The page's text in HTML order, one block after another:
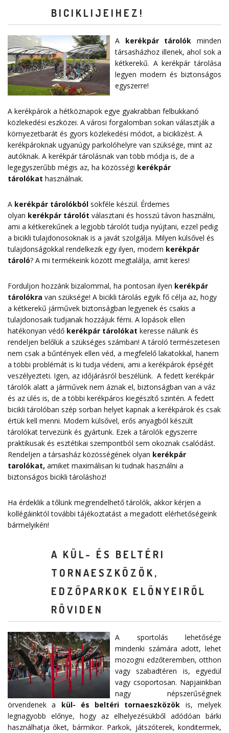
BICIKLIJEIHEZ!
A kerékpár tárolók minden
társasházhoz illenek, ahol sok a
kétkerekű. A kerékpár tárolása
legyen modern és biztonságos
egyszerre!
A kerékpárok a hétköznapok egye gyakrabban felbukkanó
közlekedési eszközei. A városi forgalomban sokan választják a
környezetbarát és gyors közlekedési módot, a biciklizést. A
kerékpároknak ugyanúgy parkolóhelyre van szüksége, mint az
autóknak. A kerékpár tárolásnak van több módja is, de a
legegyszerűbb mégis az, ha közösségi kerékpár
tárolókat használnak.
A kerékpár tárolókból sokféle készül. Érdemes
olyan kerékpár tárolót választani és hosszú távon használni,
ami a kétkerekűnek a legjobb tárolót tudja nyújtani, ezzel pedig
a bicikli tulajdonosoknak is a javát szolgálja. Milyen külsővel és
tulajdonságokkal rendelkezik egy ilyen, modern kerékpár
tároló? A mi termékeink között megtalálja, amit keres!
Forduljon hozzánk bizalommal, ha pontosan ilyen kerékpár
tárolókra van szüksége! A bicikli tárolás egyik fő célja az, hogy
a kétkerekű járművek biztonságban legyenek és csakis a
tulajdonosaik tudjanak hozzájuk férni. A lopások ellen
hatékonyan védő kerékpár tárolókat keresse nálunk és
rendeljen belőlük a szükséges számban! A tároló természetesen
nem csak a bűntények ellen véd, a megfelelő lakatokkal, hanem
a többi problémát is ki tudja védeni, ami a kerékpárok épségét
veszélyezteti. Igen, az időjárásról beszélünk. A fedett kerékpár
tárolók alatt a járművek nem áznak el, biztonságban van a váz
és az ülés is, de a többi kerékpáros kiegészítő szintén. A fedett
bicikli tárolóban szép sorban helyet kapnak a kerékpárok és csak
értük kell menni. Modern külsővel, erős anyagból készült
tárolókat tervezünk és gyártunk. Ezek a tárolók egyszerre
praktikusak és esztétikai szempontból sem okoznak csalódást.
Rendeljen a társasház közösségének olyan kerékpár
tarolókat, amiket maximálisan ki tudnak használni a
biztonságos bicikli tároláshoz!
Ha érdeklik a tőlünk megrendelhető tárolók, akkor kérjen a
kollégáinktól további tájékoztatást a megadott elérhetőségeink
bármelyikén!
A KÜL- ÉS BELTÉRI
TORNAESZKÖZÖK,
EDZŐPARKOK ELŐNYEIRŐL
RÖVIDEN
A sportolás lehetősége
mindenki számára adott, lehet
mozogni edzőteremben, otthon
vagy szabadtéren is, egyedül
vagy csoportosan. Napjainkban
nagy népszerűségnek
örvendenek a kül- és beltéri tornaeszközök is, melyek
legnagyobb előnye, hogy az elhelyezésükből adódóan bárki
használhatja őket, bármikor. Parkok, játszóterek, konditermek,